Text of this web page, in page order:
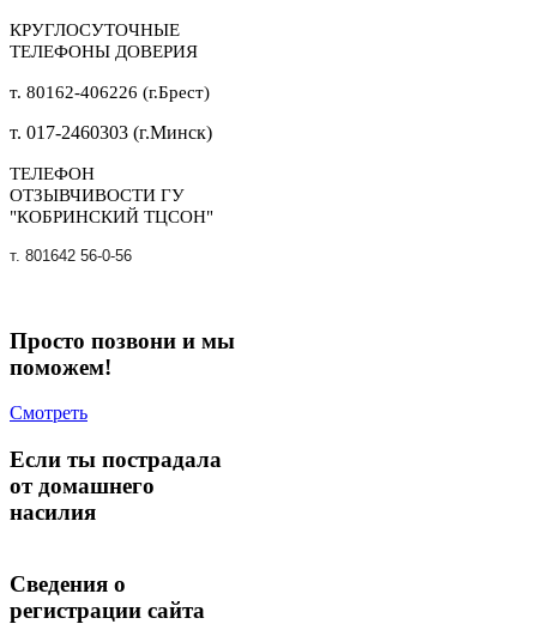
КРУГЛОСУТОЧНЫЕ
ТЕЛЕФОНЫ ДОВЕРИЯ
т. 80162-406226 (г.Брест)
т. 017-2460303 (г.Минск)
ТЕЛЕФОН
ОТЗЫВЧИВОСТИ ГУ
"КОБРИНСКИЙ ТЦСОН"
т. 801642 56-0-56
Просто позвони и мы
поможем!
Смотреть
Если ты пострадала
от домашнего
насилия
Сведения о
регистрации cайта